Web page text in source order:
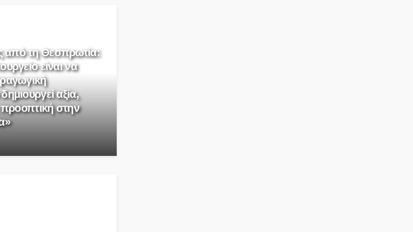
από τη Θεσπρωτία:
είναι να
αξία,
προοπτική στην